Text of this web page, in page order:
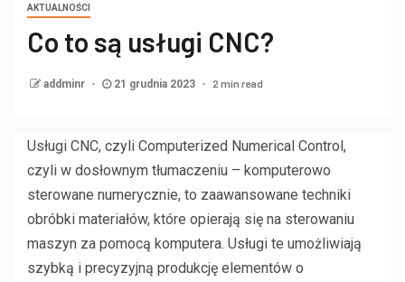
AKTUALNOŚCI
Co to są usługi CNC?
addminr 21 grudnia 2023 2 min read
Usługi CNC, czyli Computerized Numerical Control,
czyli w dosłownym tłumaczeniu – komputerowo
sterowane numerycznie, to zaawansowane techniki
obróbki materiałów, które opierają się na sterowaniu
maszyn za pomocą komputera. Usługi te umożliwiają
szybką i precyzyjną produkcję elementów o